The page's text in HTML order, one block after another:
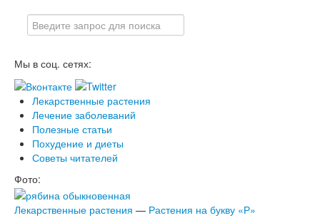
Мы в соц. сетях:
Лекарственные растения
Лечение заболеваний
Полезные статьи
Похудение и диеты
Советы читателей
Фото:
Лекарственные растения — Растения на букву «Р»